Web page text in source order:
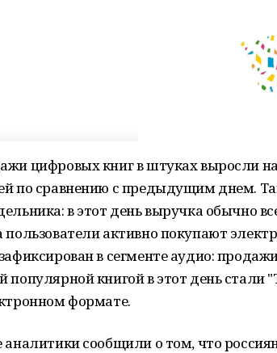
цифровых книг в штуках выросли
по сравнению с предыдущим днем.
в этот день выручка обычно
пользователи активно покупают
в сегменте аудио:
популярной книгой в этот день
формате.
аналитики сообщили о том, что